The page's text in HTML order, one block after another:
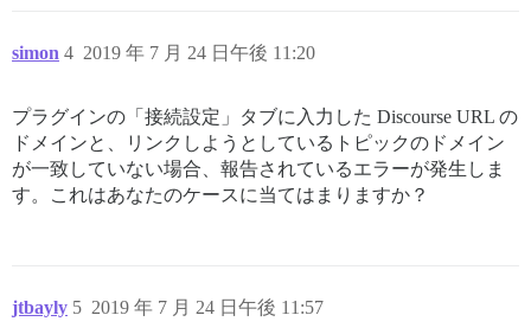
simon 2019 年 7 月 24 日午後 11:20
4
プラグインの「接続設定」タブに入力した Discourse URL の
ドメインと、リンクしようとしているトピックのドメイン
が一致していない場合、報告されているエラーが発生しま
す。これはあなたのケースに当てはまりますか？
jtbayly 2019 年 7 月 24 日午後 11:57
5